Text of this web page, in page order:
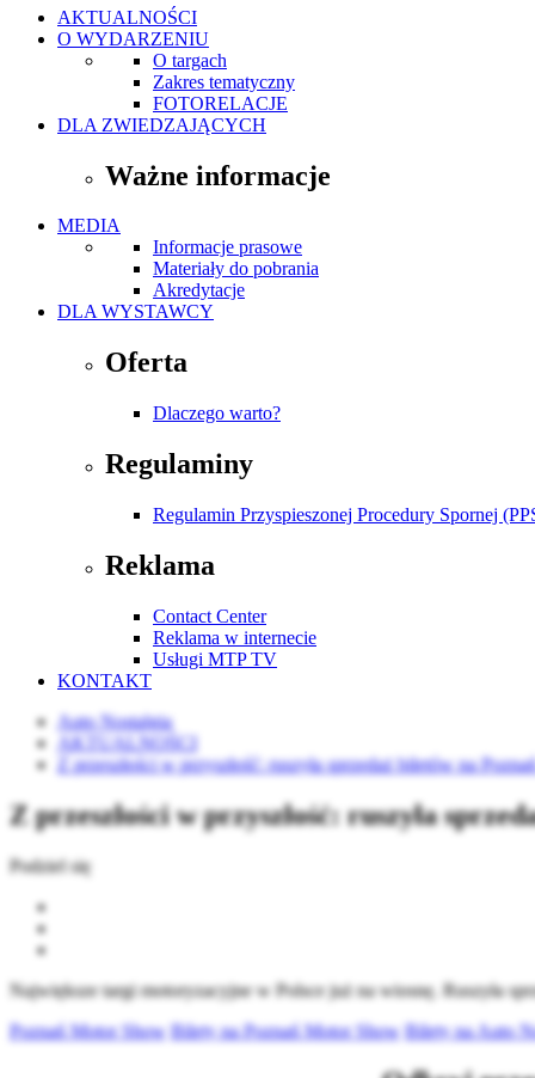
AKTUALNOŚCI
O WYDARZENIU
O targach
Zakres tematyczny
FOTORELACJE
DLA ZWIEDZAJĄCYCH
Ważne informacje
MEDIA
Informacje prasowe
Materiały do pobrania
Akredytacje
DLA WYSTAWCY
Oferta
Dlaczego warto?
Regulaminy
Regulamin Przyspieszonej Procedury Spornej
Reklama
Contact Center
Reklama w internecie
Usługi MTP TV
KONTAKT
Auto Nostalgia
AKTUALNOŚCI
Z przeszłości w przyszłość: ruszyła sprzedaż biletów na
Z przeszłości w przyszłość: ruszyła
Podziel się
Największe targi motoryzacyjne w Polsce już na wiosnę. Ruszyła
Poznań Motor Show Bilety na Poznań Motor Show Bilety na Auto